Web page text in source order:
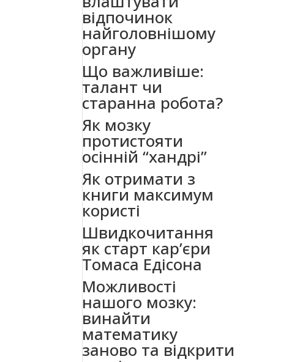
відпочинок
найголовнішому
органу
Що важливіше:
талант чи
старанна робота?
Як мозку
протистояти
осінній “хандрі”
Як отримати з
книги максимум
користі
Швидкочитання
як старт кар’єри
Томаса Едісона
Можливості
нашого мозку:
винайти
математику
заново та відкрити